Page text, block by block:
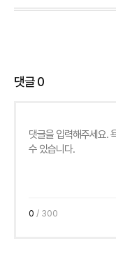
댓글0
0 / 300